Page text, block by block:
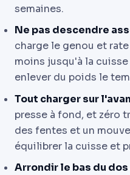
semaines.
Ne pas descendre
charge le genou et
moins jusqu'à la
enlever du poids le
Tout charger sur
presse à fond, et zéro
des fentes et un
équilibrer la cuisse et
Arrondir le bas du dos